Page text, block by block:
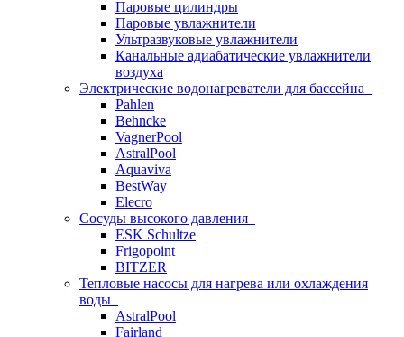
Паровые цилиндры
Паровые увлажнители
Ультразвуковые увлажнители
Канальные адиабатические увлажнители
воздуха
Электрические водонагреватели для бассейна
Pahlen
Behncke
VagnerPool
AstralPool
Aquaviva
BestWay
Elecro
Сосуды высокого давления
ESK Schultze
Frigopoint
BITZER
Тепловые насосы для нагрева или охлаждения
воды
AstralPool
Fairland